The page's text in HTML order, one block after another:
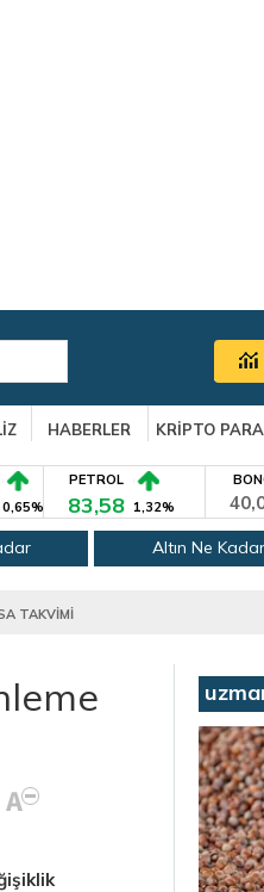
HABERLER KRİPTO PARA
0,65%
PETROL
83,58 1,32%
Altın Ne Kadar
TAKVİMİ